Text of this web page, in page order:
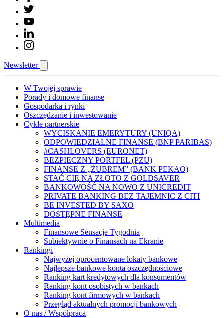
Newsletter
W Twojej sprawie
Porady i domowe finanse
Gospodarka i rynki
Oszczędzanie i inwestowanie
Cykle partnerskie
WYCISKANIE EMERYTURY (UNIQA)
ODPOWIEDZIALNE FINANSE (BNP PARIBAS)
#CASHLOVERS (EURONET)
BEZPIECZNY PORTFEL (PZU)
FINANSE Z „ŻUBREM” (BANK PEKAO)
STAĆ CIĘ NA ZŁOTO Z GOLDSAVER
BANKOWOŚĆ NA NOWO Z UNICREDIT
PRIVATE BANKING BEZ TAJEMNIC Z CITI
BE INVESTED BY SAXO
DOSTĘPNE FINANSE
Multimedia
Finansowe Sensacje Tygodnia
Subiektywnie o Finansach na Ekranie
Rankingi
Najwyżej oprocentowane lokaty bankowe
Najlepsze bankowe konta oszczędnościowe
Ranking kart kredytowych dla konsumentów
Ranking kont osobistych w bankach
Ranking kont firmowych w bankach
Przegląd aktualnych promocji bankowych
O nas / Współpraca